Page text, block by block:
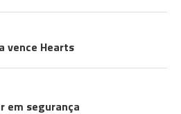
vence Hearts
em segurança